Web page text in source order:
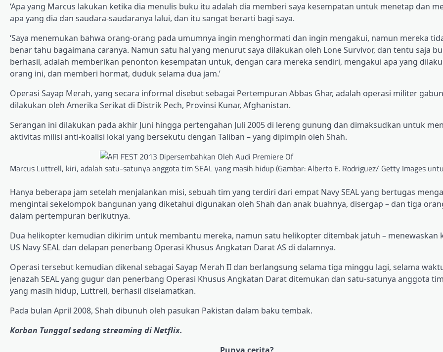
‘Apa yang Marcus lakukan ketika dia menulis buku itu adalah dia memberi saya kesempatan untuk menetap dan
apa yang dia dan saudara-saudaranya lalui, dan itu sangat berarti bagi saya.
‘Saya menemukan bahwa orang-orang pada umumnya ingin menghormati dan ingin mengakui, namun mereka
benar tahu bagaimana caranya. Namun satu hal yang menurut saya dilakukan oleh Lone Survivor, dan tentu saja
berhasil, adalah memberikan penonton kesempatan untuk, dengan cara mereka sendiri, mengakui apa yang
orang ini, dan memberi hormat, duduk selama dua jam.’
Operasi Sayap Merah, yang secara informal disebut sebagai Pertempuran Abbas Ghar, adalah operasi militer
dilakukan oleh Amerika Serikat di Distrik Pech, Provinsi Kunar, Afghanistan.
Serangan ini dilakukan pada akhir Juni hingga pertengahan Juli 2005 di lereng gunung dan dimaksudkan untuk
aktivitas milisi anti-koalisi lokal yang bersekutu dengan Taliban – yang dipimpin oleh Shah.
Marcus Luttrell, kiri, adalah satu-satunya anggota tim SEAL yang masih hidup (Gambar: Alberto E. Rodriguez/ Getty Images
Hanya beberapa jam setelah menjalankan misi, sebuah tim yang terdiri dari empat Navy SEAL yang bertugas
mengintai sekelompok bangunan yang diketahui digunakan oleh Shah dan anak buahnya, disergap – dan tiga
dalam pertempuran berikutnya.
Dua helikopter kemudian dikirim untuk membantu mereka, namun satu helikopter ditembak jatuh – menewaskan
US Navy SEAL dan delapan penerbang Operasi Khusus Angkatan Darat AS di dalamnya.
Operasi tersebut kemudian dikenal sebagai Sayap Merah II dan berlangsung selama tiga minggu lagi, selama
jenazah SEAL yang gugur dan penerbang Operasi Khusus Angkatan Darat ditemukan dan satu-satunya anggota tim
yang masih hidup, Luttrell, berhasil diselamatkan.
Pada bulan April 2008, Shah dibunuh oleh pasukan Pakistan dalam baku tembak.
Korban Tunggal sedang streaming di Netflix.
Punya cerita?